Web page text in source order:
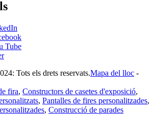
Tube
Tots els drets reservats.Mapa del lloc -
fira, Constructors de casetes d'exposició,
, Pantalles de fires personalitzades,
, Construcció de parades